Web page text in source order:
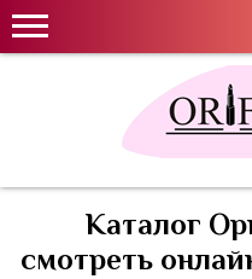
Каталог
смотреть